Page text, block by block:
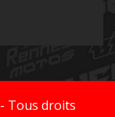
- Tous droits